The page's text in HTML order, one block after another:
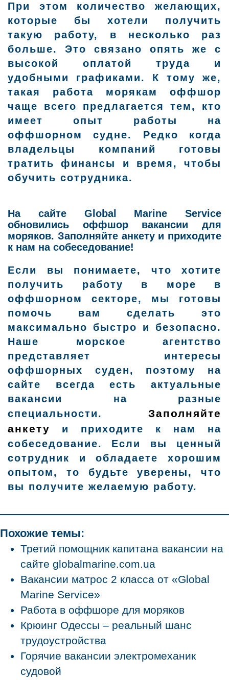
При этом количество желающих,
которые бы хотели получить
такую работу, в несколько раз
больше. Это связано опять же с
высокой оплатой труда и
удобными графиками. К тому же,
такая работа морякам оффшор
чаще всего предлагается тем, кто
имеет опыт работы на
оффшорном судне. Редко когда
владельцы компаний готовы
тратить финансы и время, чтобы
обучить сотрудника.
На сайте Global Marine Service
обновились оффшор вакансии для
моряков. Заполняйте анкету и приходите
к нам на собеседование!
Если вы понимаете, что хотите
получить работу в море в
оффшорном секторе, мы готовы
помочь вам сделать это
максимально быстро и безопасно.
Наше морское агентство
представляет интересы
оффшорных суден, поэтому на
сайте всегда есть актуальные
вакансии на разные
специальности. Заполняйте
анкету и приходите к нам на
собеседование. Если вы ценный
сотрудник и обладаете хорошим
опытом, то будьте уверены, что
вы получите желаемую работу.
Похожие темы:
Третий помощник капитана вакансии на
сайте globalmarine.com.ua
Вакансии матрос 2 класса от «Global
Marine Service»
Работа в оффшоре для моряков
Крюинг Одессы – реальный шанс
трудоустройства
Горячие вакансии электромеханик
судовой